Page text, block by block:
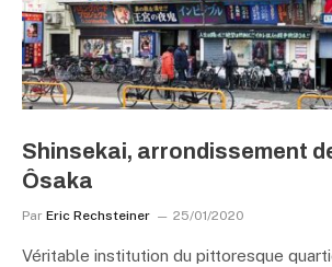
Shinsekai, arrondissement
Ôsaka
Par Eric Rechsteiner 25/01/2020
Véritable institution du pittoresque